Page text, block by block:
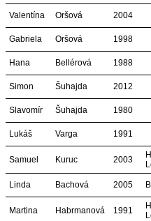
Valentína Oršová 2004
Gabriela Oršová 1998
Hana Bellérová 1988
Simon Šuhajda 2012
Slavomír Šuhajda 1980
Lukáš Varga 1991
Samuel Kuruc 2003
Linda Bachová 2005
Martina Habrmanová 1991